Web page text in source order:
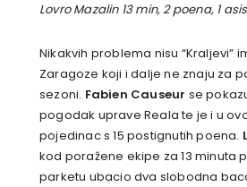
Lovro Mazalin 13 min, 2 poena, 1
Nikakvih problema nisu “Kraljevi”
Zaragoze koji i dalje ne znaju za
sezoni. Fabien Causeur se
pogodak uprave Reala te je i u
pojedinac s 15 postignutih poena.
kod poražene ekipe za 13 minuta
parketu ubacio dva slobodna